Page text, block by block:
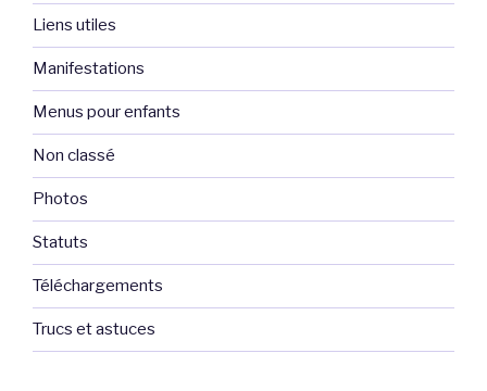
Liens utiles
Manifestations
Menus pour enfants
Non classé
Photos
Statuts
Téléchargements
Trucs et astuces